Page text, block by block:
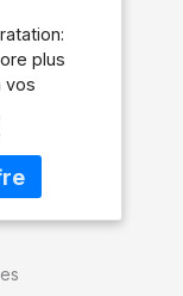
plus
vos
softflasks